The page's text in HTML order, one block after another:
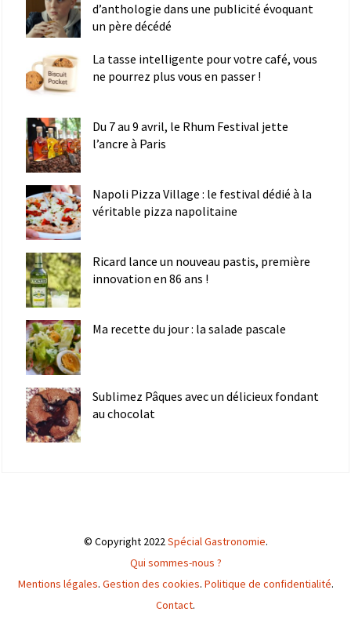
d’anthologie dans une publicité évoquant
un père décédé
La tasse intelligente pour votre café, vous
ne pourrez plus vous en passer !
Du 7 au 9 avril, le Rhum Festival jette
l’ancre à Paris
Napoli Pizza Village : le festival dédié à la
véritable pizza napolitaine
Ricard lance un nouveau pastis, première
innovation en 86 ans !
Ma recette du jour : la salade pascale
Sublimez Pâques avec un délicieux fondant
au chocolat
© Copyright 2022Spécial Gastronomie.
Qui sommes-nous ?
Mentions légales. Gestion des cookies. Politique de confidentialité.
Contact.